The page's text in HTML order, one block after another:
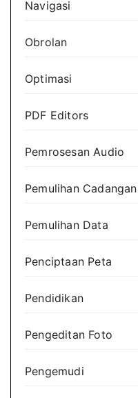
Navigasi
Obrolan
Optimasi
PDF Editors
Pemrosesan Audio
Pemulihan Cadangan
Pemulihan Data
Penciptaan Peta
Pendidikan
Pengeditan Foto
Pengemudi